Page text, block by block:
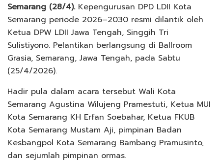
Semarang (28/4).Kepengurusan DPD LDII Kota
Semarang periode 2026–2030 resmi dilantik oleh
Ketua DPW LDII Jawa Tengah, Singgih Tri
Sulistiyono. Pelantikan berlangsung di Ballroom
Grasia, Semarang, Jawa Tengah, pada Sabtu
(25/4/2026).
Hadir pula dalam acara tersebut Wali Kota
Semarang Agustina Wilujeng Pramestuti, Ketua MUI
Kota Semarang KH Erfan Soebahar, Ketua FKUB
Kota Semarang Mustam Aji, pimpinan Badan
Kesbangpol Kota Semarang Bambang Pramusinto,
dan sejumlah pimpinan ormas.